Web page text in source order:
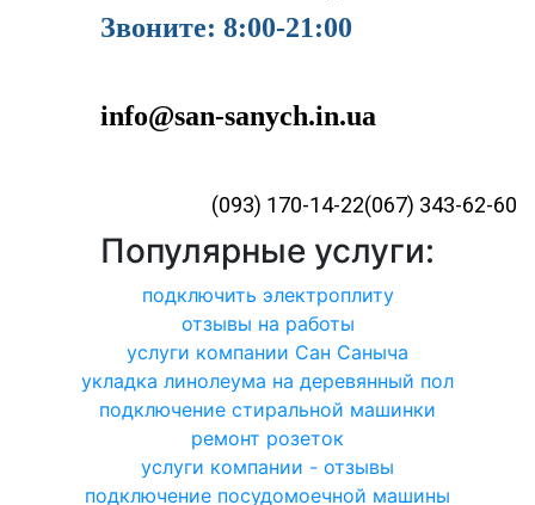
Звоните: 8:00-21:00
info@san-sanych.in.ua
(093) 170-14-22(067) 343-62-60
Популярные услуги:
подключить электроплиту
отзывы на работы
услуги компании Сан Саныча
укладка линолеума на деревянный пол
подключение стиральной машинки
ремонт розеток
услуги компании - отзывы
подключение посудомоечной машины